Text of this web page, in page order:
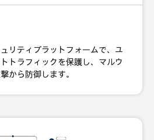
リティプラットフォームで、ユ
トラフィックを保護し、マルウ
から防御します。